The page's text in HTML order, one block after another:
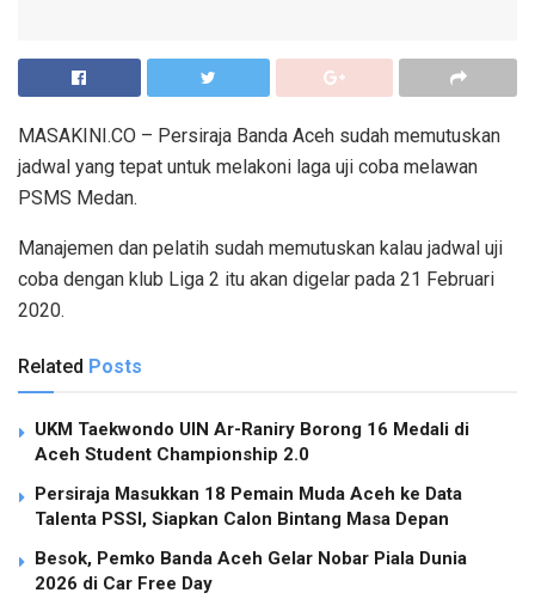
MASAKINI.CO – Persiraja Banda Aceh sudah memutuskan
jadwal yang tepat untuk melakoni laga uji coba melawan
PSMS Medan.
Manajemen dan pelatih sudah memutuskan kalau jadwal uji
coba dengan klub Liga 2 itu akan digelar pada 21 Februari
2020.
Related Posts
UKM Taekwondo UIN Ar-Raniry Borong 16 Medali di
Aceh Student Championship 2.0
Persiraja Masukkan 18 Pemain Muda Aceh ke Data
Talenta PSSI, Siapkan Calon Bintang Masa Depan
Besok, Pemko Banda Aceh Gelar Nobar Piala Dunia
2026 di Car Free Day